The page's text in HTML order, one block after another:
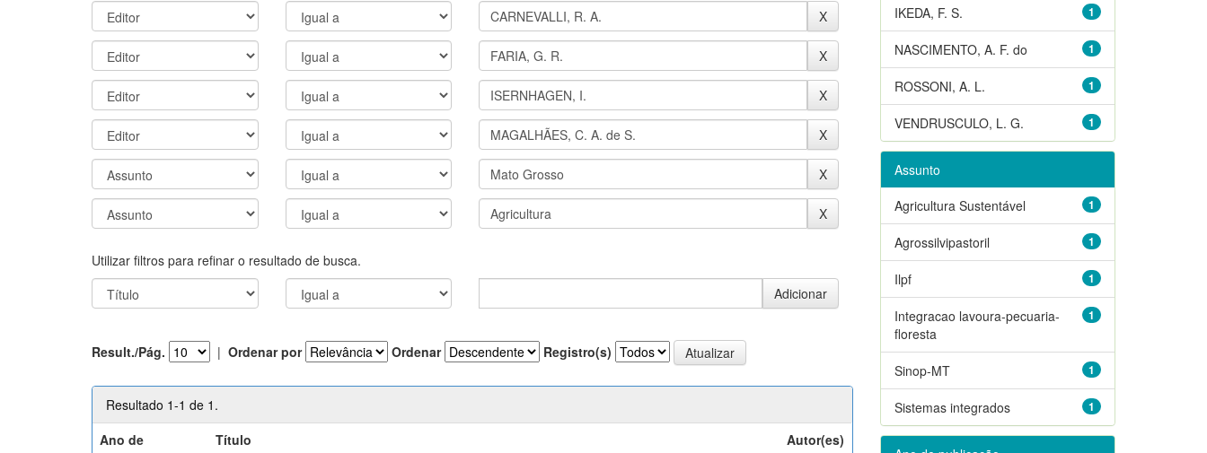
Utilizar filtros para refinar o resultado de busca.
Result./Pág. | Ordenar por Ordenar Registro(s)
Resultado 1-1 de 1.
Ano de
Título Autor(es)
1
IKEDA, F. S.
1
NASCIMENTO, A. F. do
1
ROSSONI, A. L.
1
VENDRUSCULO, L. G.
Assunto
1
Agricultura Sustentável
1
Agrossilvipastoril
1
Ilpf
1
Integracao lavoura-pecuaria-
floresta
1
Sinop-MT
1
Sistemas integrados